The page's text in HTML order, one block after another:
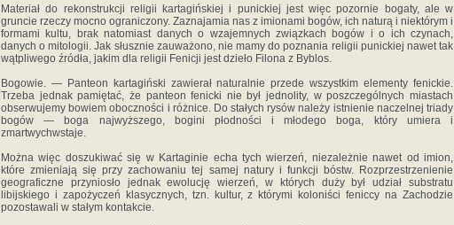
Materiał do rekonstrukcji religii kartagińskiej i punickiej jest więc pozornie bogaty, ale w
gruncie rzeczy mocno ograniczony. Zaznajamia nas z imionami bogów, ich naturą i niektórym i
for­mami kultu, brak natomiast danych o wzajemnych związkach bogów i o ich czynach,
danych o mitologii. Jak słusznie zauwa­żono, nie mamy do poznania religii punickiej nawet tak
wątpli­wego źródła, jakim dla religii Fenicji jest dzieło Filona z Byblos.
Bogowie. — Panteon kartagiński zawierał naturalnie przede wszystkim elementy fenickie.
Trzeba jednak pamiętać, że pan­teon fenicki nie był jednolity, w poszczególnych miastach
obser­wujemy bowiem oboczności i różnice. Do stałych rysów należy istnienie naczelnej triady
bogów — boga najwyższego, bogini płodności i młodego boga, który umiera i
zmartwychwstaje.
Można więc doszukiwać się w Kartaginie echa tych wierzeń, niezależnie nawet od imion,
które zmieniają się przy zachowaniu tej samej natury i funkcji bóstw. Rozprzestrzenienie
geograficzne przyniosło jednak ewolucję wierzeń, w których duży był udział substratu
libijskiego i zapożyczeń klasycznych, tzn. kultur, z któ­rymi koloniści feniccy na Zachodzie
pozostawali w stałym kon­takcie.